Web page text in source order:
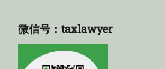
微信号：taxlawyer